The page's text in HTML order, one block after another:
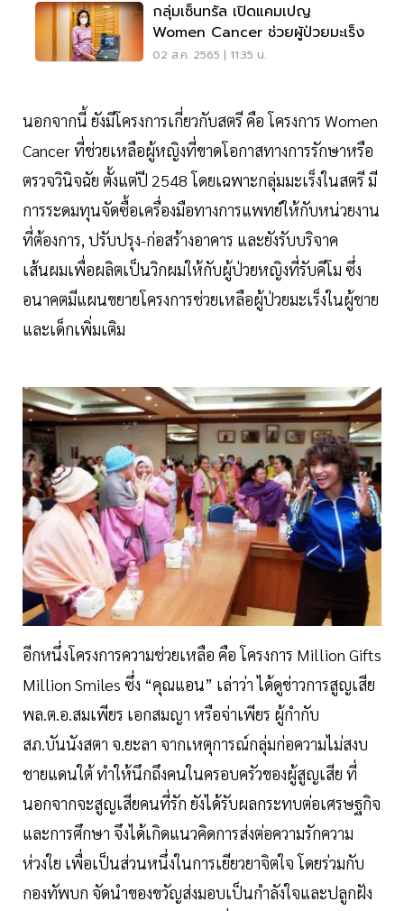
กลุ่มเซ็นทรัล เปิดแคมเปญ
Women Cancer ช่วยผู้ป่วยมะเร็ง
02 ส.ค. 2565 | 11:35 น.
นอกจากนี้ ยังมีโครงการเกี่ยวกับสตรี คือ โครงการ Women
Cancer ที่ช่วยเหลือผู้หญิงที่ขาดโอกาสทางการรักษาหรือ
ตรวจวินิจฉัย ตั้งแต่ปี 2548 โดยเฉพาะกลุ่มมะเร็งในสตรี มี
การระดมทุนจัดซื้อเครื่องมือทางการแพทย์ให้กับหน่วยงาน
ที่ต้องการ, ปรับปรุง-ก่อสร้างอาคาร และยังรับบริจาค
เส้นผมเพื่อผลิตเป็นวิกผมให้กับผู้ป่วยหญิงที่รับคีโม ซึ่ง
อนาคตมีแผนขยายโครงการช่วยเหลือผู้ป่วยมะเร็งในผู้ชาย
และเด็กเพิ่มเติม
อีกหนึ่งโครงการความช่วยเหลือ คือ โครงการ Million Gifts
Million Smiles ซึ่ง “คุณแอน” เล่าว่า ได้ดูข่าวการสูญเสีย
พล.ต.อ.สมเพียร เอกสมญา หรือจ่าเพียร ผู้กำกับ
สภ.บันนังสตา จ.ยะลา จากเหตุการณ์กลุ่มก่อความไม่สงบ
ชายแดนใต้ ทำให้นึกถึงคนในครอบครัวของผู้สูญเสีย ที่
นอกจากจะสูญเสียคนที่รัก ยังได้รับผลกระทบต่อเศรษฐกิจ
และการศึกษา จึงได้เกิดแนวคิดการส่งต่อความรักความ
ห่วงใย เพื่อเป็นส่วนหนึ่งในการเยียวยาจิตใจ โดยร่วมกับ
กองทัพบก จัดนำของขวัญส่งมอบเป็นกำลังใจและปลูกฝัง